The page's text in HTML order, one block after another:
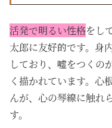
活発で明るい性格をし
太郎に友好的です。身
しており、嘘をつくの
く描かれています。心
んが、心の琴線に触れ
す。